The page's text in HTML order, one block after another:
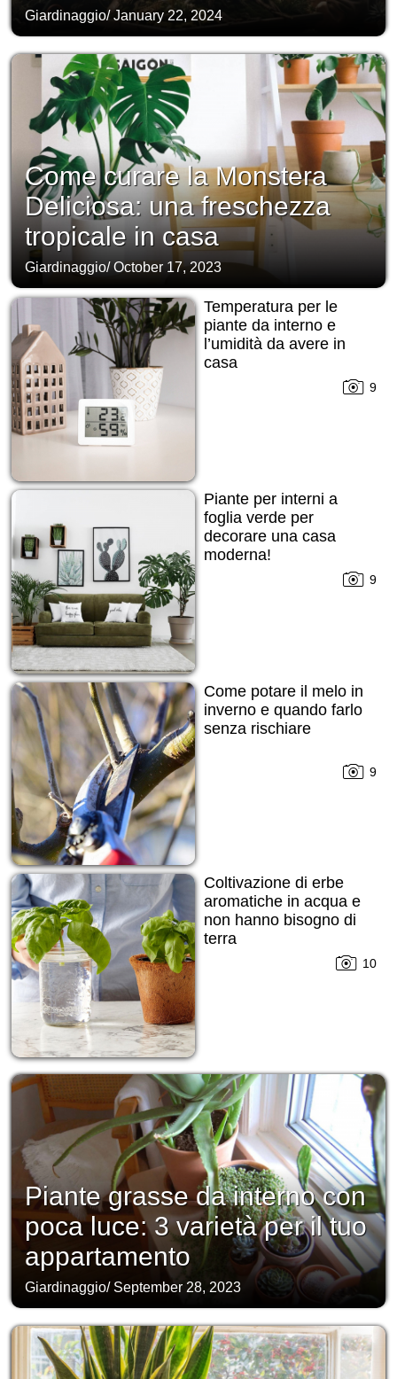
Giardinaggio/January 22, 2024
Come curare la Monstera
Deliciosa: una freschezza
tropicale in casa
Giardinaggio/October 17, 2023
Temperatura per le
piante da interno e
l’umidità da avere in
casa
9
Piante per interni a
foglia verde per
decorare una casa
moderna!
9
Come potare il melo in
inverno e quando farlo
senza rischiare
9
Coltivazione di erbe
aromatiche in acqua e
non hanno bisogno di
terra
10
Piante grasse da interno con
poca luce: 3 varietà per il tuo
appartamento
Giardinaggio/ September 28, 2023